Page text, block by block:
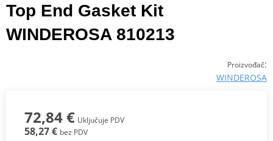
Top End Gasket Kit
WINDEROSA 810213
Proizvođač:
WINDEROSA
72,84 € Uključuje PDV
58,27 € bez PDV